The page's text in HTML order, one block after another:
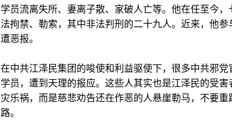
学员流离失所、妻离子散、家破人亡等。他在任至今
法拘禁、勒索，其中非法判刑的二十九人。近来，他
遭恶报。
在中共江泽民集团的唆使和利益驱使下，很多中共邪
学员，遭到天理的报应。这些人其实也是江泽民的受
灾乐祸，而是慈悲劝告还在作恶的人悬崖勒马，不要
路。